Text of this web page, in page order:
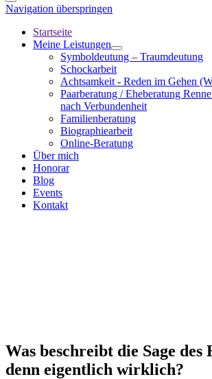
Navigation überspringen
Startseite
Meine Leistungen
Symboldeutung – Traumdeutung
Schockarbeit
Achtsamkeit - Reden im Gehen
Paarberatung / Eheberatung
nach Verbundenheit
Familienberatung
Biographiearbeit
Online-Beratung
Über mich
Honorar
Blog
Events
Kontakt
Was beschreibt die Sage des
denn eigentlich wirklich?